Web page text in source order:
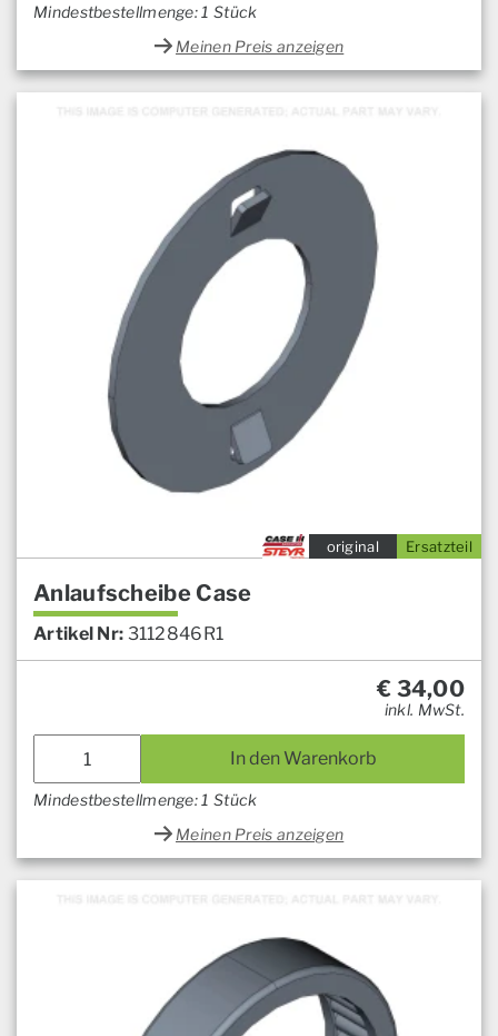
Mindestbestellmenge: 1 Stück
Meinen Preis anzeigen
Ersatzteil
original
Anlaufscheibe Case
Artikel Nr: 3112846R1
€ 34,00
inkl. MwSt.
In den Warenkorb
Mindestbestellmenge: 1 Stück
Meinen Preis anzeigen